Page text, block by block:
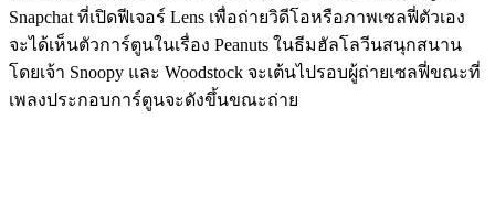
Snapchat ที่เปิดฟีเจอร์ Lens เพื่อถ่ายวิดีโอหรือภาพเซลฟี่ตัวเอง
จะได้เห็นตัวการ์ตูนในเรื่อง Peanuts ในธีมฮัลโลวีนสนุกสนาน
โดยเจ้า Snoopy และ Woodstock จะเต้นไปรอบผู้ถ่ายเซลฟี่ขณะที่
เพลงประกอบการ์ตูนจะดังขึ้นขณะถ่าย